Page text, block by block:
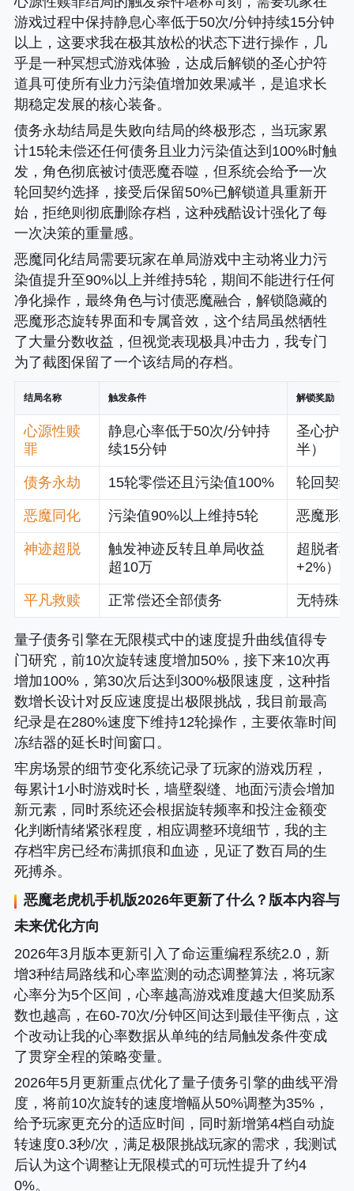
游戏过程中保持静息心率低于50次/分钟持续15分钟
以上，这要求我在极其放松的状态下进行操作，几
乎是一种冥想式游戏体验，达成后解锁的圣心护符
道具可使所有业力污染值增加效果减半，是追求长
期稳定发展的核心装备。
债务永劫结局是失败向结局的终极形态，当玩家累
计15轮未偿还任何债务且业力污染值达到100%时触
发，角色彻底被讨债恶魔吞噬，但系统会给予一次
轮回契约选择，接受后保留50%已解锁道具重新开
始，拒绝则彻底删除存档，这种残酷设计强化了每
一次决策的重量感。
恶魔同化结局需要玩家在单局游戏中主动将业力污
染值提升至90%以上并维持5轮，期间不能进行任何
净化操作，最终角色与讨债恶魔融合，解锁隐藏的
恶魔形态旋转界面和专属音效，这个结局虽然牺牲
了大量分数收益，但视觉表现极具冲击力，我专门
为了截图保留了一个该结局的存档。
结局名称 触发条件 解锁奖励
心源性赎
罪
静息心率低于50次/分钟持
续15分钟
圣心护
半）
债务永劫 15轮零偿还且污染值100% 轮回契
恶魔同化 污染值90%以上维持5轮 恶魔形
神迹超脱
触发神迹反转且单局收益
超10万
超脱者
+2%）
平凡救赎 正常偿还全部债务 无特殊
量子债务引擎在无限模式中的速度提升曲线值得专
门研究，前10次旋转速度增加50%，接下来10次再
增加100%，第30次后达到300%极限速度，这种指
数增长设计对反应速度提出极限挑战，我目前最高
纪录是在280%速度下维持12轮操作，主要依靠时间
冻结器的延长时间窗口。
牢房场景的细节变化系统记录了玩家的游戏历程，
每累计1小时游戏时长，墙壁裂缝、地面污渍会增加
新元素，同时系统还会根据旋转频率和投注金额变
化判断情绪紧张程度，相应调整环境细节，我的主
存档牢房已经布满抓痕和血迹，见证了数百局的生
死搏杀。
恶魔老虎机手机版2026年更新了什么？版本内容与
未来优化方向
2026年3月版本更新引入了命运重编程系统2.0，新
增3种结局路线和心率监测的动态调整算法，将玩家
心率分为5个区间，心率越高游戏难度越大但奖励系
数也越高，在60-70次/分钟区间达到最佳平衡点，这
个改动让我的心率数据从单纯的结局触发条件变成
了贯穿全程的策略变量。
2026年5月更新重点优化了量子债务引擎的曲线平滑
度，将前10次旋转的速度增幅从50%调整为35%，
给予玩家更充分的适应时间，同时新增第4档自动旋
转速度0.3秒/次，满足极限挑战玩家的需求，我测试
后认为这个调整让无限模式的可玩性提升了约4
0%。